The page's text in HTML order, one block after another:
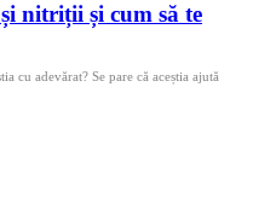
nitriții și cum să te
cu adevărat? Se pare că aceștia ajută